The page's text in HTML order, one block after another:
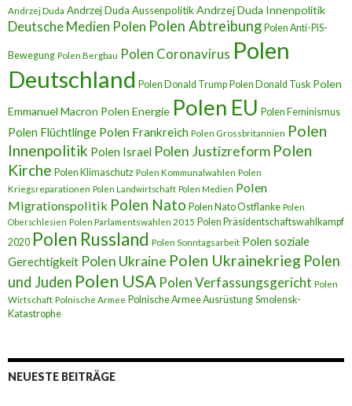
Andrzej Duda Andrzej Duda AussenpolitikAndrzej Duda Innenpolitik
Deutsche Medien Polen Polen Abtreibung Polen Anti-PiS-
Bewegung Polen Bergbau Polen Coronavirus Polen
Deutschland Polen Donald Trump Polen Donald Tusk Polen
Emmanuel Macron Polen Energie Polen EU Polen Feminismus
Polen Flüchtlinge Polen Frankreich Polen Grossbritannien Polen
Innenpolitik Polen Israel Polen Justizreform Polen
Kirche Polen Klimaschutz Polen Kommunalwahlen Polen
Kriegsreparationen Polen Landwirtschaft Polen Medien Polen
Migrationspolitik Polen Nato Polen Nato Ostflanke Polen
Oberschlesien Polen Parlamentswahlen 2015 Polen Präsidentschaftswahlkampf
2020 Polen Russland Polen Sonntagsarbeit Polen soziale
Gerechtigkeit Polen Ukraine Polen Ukrainekrieg Polen
und Juden Polen USA Polen Verfassungsgericht Polen
Wirtschaft Polnische Armee Polnische Armee Ausrüstung Smolensk-
Katastrophe
NEUESTE BEITRÄGE